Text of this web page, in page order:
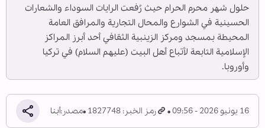
حلول شهر محرم الحرام حيث رُفعت الرايات السوداء والشعارات
الحسينية في الشوارع والمحال التجارية والمرافق العامة
المحيطة بمسجد ومركز الزينبية الثقافي أحد أبرز المراكز
الإسلامية التابعة لأتباع أهل البيت (عليهم السلام) في تركيا
وأوروبا.
16 يونيو 2026 - 09:56 رمز الخبر: 1827748 مصدر:أبنا